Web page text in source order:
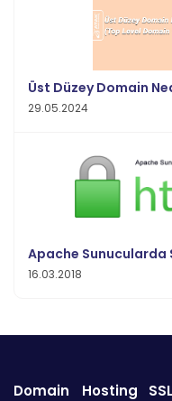
Üst Düzey Domain
29.05.2024
Apache Sunucularda
16.03.2018
Domain Hosting SSL